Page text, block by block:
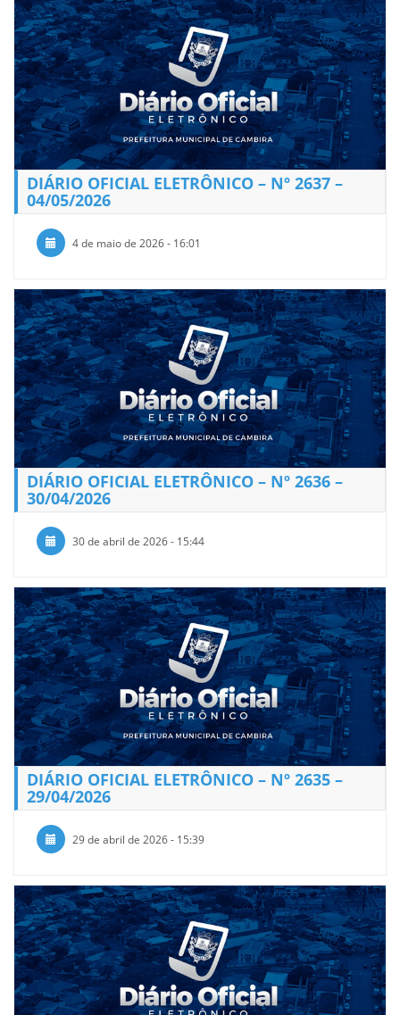
DIÁRIO OFICIAL ELETRÔNICO – Nº 2637 –
04/05/2026
4 de maio de 2026 - 16:01
DIÁRIO OFICIAL ELETRÔNICO – Nº 2636 –
30/04/2026
30 de abril de 2026 - 15:44
DIÁRIO OFICIAL ELETRÔNICO – Nº 2635 –
29/04/2026
29 de abril de 2026 - 15:39